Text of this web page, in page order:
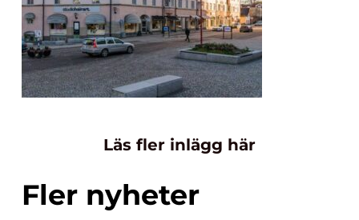
Läs fler inlägg här
Fler nyheter